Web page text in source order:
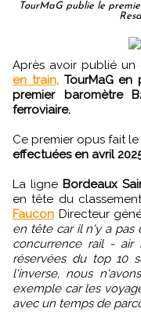
TourMaG publie le
Après avoir publié
en train, TourMaG
premier baromètre
ferroviaire.
Ce premier opus fait
effectuées en avril
La ligne Bordeaux
en tête du
Faucon Directeur
en tête car il n'y a pas
concurrence rail -
réservées du top 10
l'inverse, nous
exemple car les
avec un temps de